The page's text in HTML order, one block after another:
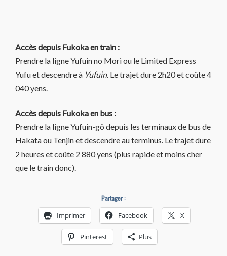
Accès depuis Fukoka en train :
Prendre la ligne Yufuin no Mori ou le Limited Express
Yufu et descendre à Yufuin. Le trajet dure 2h20 et coûte 4
040 yens.
Accès depuis Fukoka en bus :
Prendre la ligne Yufuin-gô depuis les terminaux de bus de
Hakata ou Tenjin et descendre au terminus. Le trajet dure
2 heures et coûte 2 880 yens (plus rapide et moins cher
que le train donc).
Partager :
Imprimer Facebook X
Pinterest Plus